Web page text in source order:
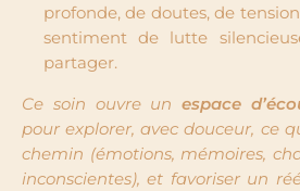
profonde, de doutes, de
sentiment de lutte
partager.
Ce soin ouvre un espace
pour explorer, avec douceur, ce
chemin (émotions, mémoires,
inconscientes), et favoriser un